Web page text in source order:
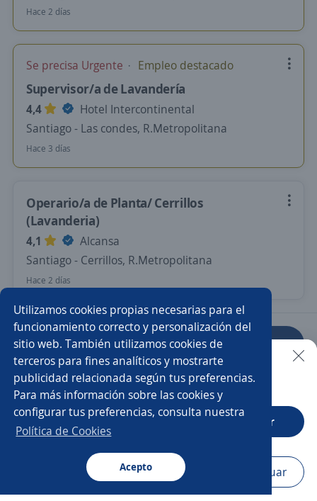
Utilizamos cookies propias necesarias para el
funcionamiento correcto y personalización del
sitio web. También utilizamos cookies de
terceros para fines analíticos y mostrarte
publicidad relacionada según tus preferencias.
Para más información sobre las cookies y
configurar tus preferencias, consulta nuestra
Política de Cookies
Acepto
Buscar Postulaciones Avisos Favoritos
Hace 2 días
Se precisa Urgente Empleo destacado
Supervisor/a de Lavandería
4,4
Hotel Intercontinental
Santiago - Las condes, R.Metropolitana
Hace 3 días
Operario/a de Planta/ Cerrillos
(Lavanderia)
4,1
Alcansa
Santiago - Cerrillos, R.Metropolitana
Hace 2 días
Anterior Siguiente
Nuevas ofertas de empleo
Empleos similares
Operario/a de planta Lavandería
Buscar es más fácil en la app
CT App Abrir
Navegador Continuar